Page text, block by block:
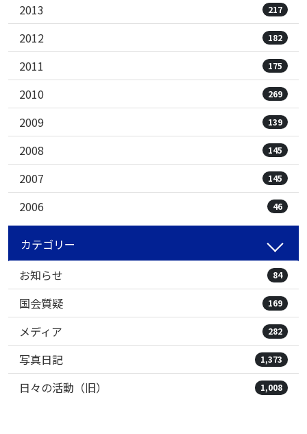
2013 217
2012 182
2011 175
2010 269
2009 139
2008 145
2007 145
2006 46
カテゴリー
お知らせ
84
国会質疑 169
メディア 282
写真日記 1,373
日々の活動（旧） 1,008